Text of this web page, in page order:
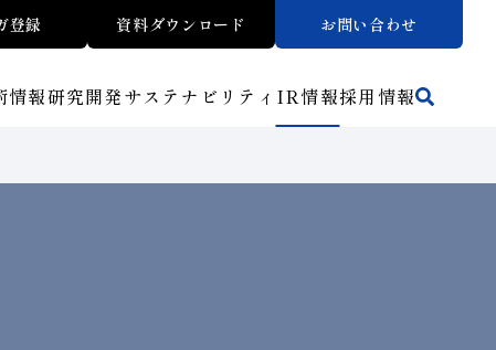
登録 資料ダウンロード お問い合わせ
情報研究開発サステナビリティ IR情報採用情報